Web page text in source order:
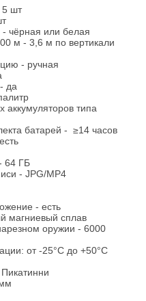
5 шт
- чёрная или белая
м - 3,6 м по вертикали
- ручная
да
типа
батарей - ≥14 часов
64 ГБ
- JPG/MP4
- есть
магниевый сплав
оружии - 6000
от -25°C до +50°C